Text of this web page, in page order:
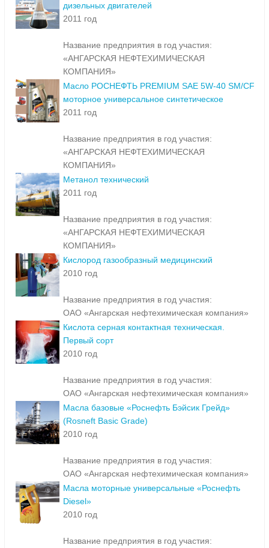
дизельных двигателей
2011 год
Название предприятия в год участия:
«АНГАРСКАЯ НЕФТЕХИМИЧЕСКАЯ
КОМПАНИЯ»
Масло РОСНЕФТЬ PREMIUM SAE 5W-40 SM/CF
моторное универсальное синтетическое
2011 год
Название предприятия в год участия:
«АНГАРСКАЯ НЕФТЕХИМИЧЕСКАЯ
КОМПАНИЯ»
Метанол технический
2011 год
Название предприятия в год участия:
«АНГАРСКАЯ НЕФТЕХИМИЧЕСКАЯ
КОМПАНИЯ»
Кислород газообразный медицинский
2010 год
Название предприятия в год участия:
ОАО «Ангарская нефтехимическая компания»
Кислота серная контактная техническая.
Первый сорт
2010 год
Название предприятия в год участия:
ОАО «Ангарская нефтехимическая компания»
Масла базовые «Роснефть Бэйсик Грейд»
(Rosneft Basic Grade)
2010 год
Название предприятия в год участия:
ОАО «Ангарская нефтехимическая компания»
Масла моторные универсальные «Роснефть
Diesel»
2010 год
Название предприятия в год участия: